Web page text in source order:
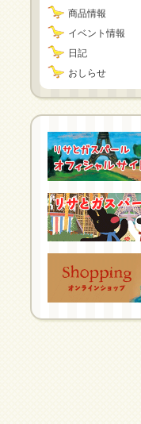
商品情報
イベント情報
日記
おしらせ